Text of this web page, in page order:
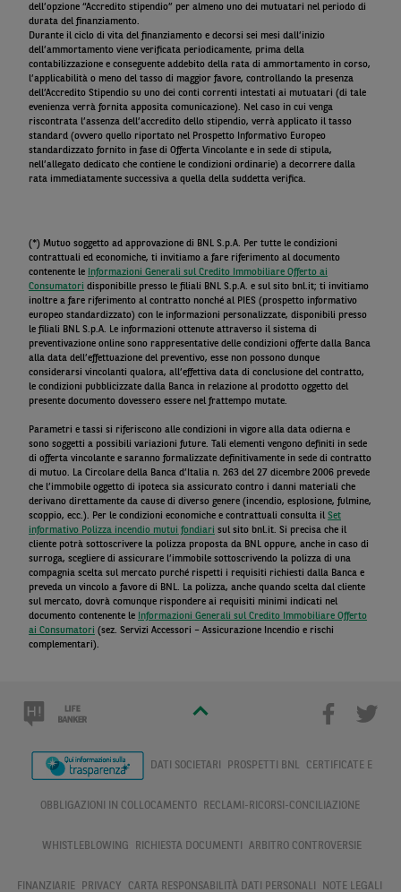
dell’opzione “Accredito stipendio” per almeno uno dei mutuatari nel periodo di
durata del finanziamento.
Durante il ciclo di vita del finanziamento e decorsi sei mesi dall’inizio
dell’ammortamento viene verificata periodicamente, prima della
contabilizzazione e conseguente addebito della rata di ammortamento in corso,
l’applicabilità o meno del tasso di maggior favore, controllando la presenza
dell’Accredito Stipendio su uno dei conti correnti intestati ai mutuatari (di tale
evenienza verrà fornita apposita comunicazione). Nel caso in cui venga
riscontrata l’assenza dell’accredito dello stipendio, verrà applicato il tasso
standard (ovvero quello riportato nel Prospetto Informativo Europeo
standardizzato fornito in fase di Offerta Vincolante e in sede di stipula,
nell’allegato dedicato che contiene le condizioni ordinarie) a decorrere dalla
rata immediatamente successiva a quella della suddetta verifica.
(*) Mutuo soggetto ad approvazione di BNL S.p.A. Per tutte le condizioni
contrattuali ed economiche, ti invitiamo a fare riferimento al documento
contenente le
Informazioni Generali sul Credito Immobiliare Offerto ai
Consumatori disponibille presso le filiali BNL S.p.A. e sul sito bnl.it; ti invitiamo
inoltre a fare riferimento al contratto nonché al PIES (prospetto informativo
europeo standardizzato) con le informazioni personalizzate, disponibili presso
le filiali BNL S.p.A. Le informazioni ottenute attraverso il sistema di
preventivazione online sono rappresentative delle condizioni offerte dalla Banca
alla data dell’effettuazione del preventivo, esse non possono dunque
considerarsi vincolanti qualora, all’effettiva data di conclusione del contratto,
le condizioni pubblicizzate dalla Banca in relazione al prodotto oggetto del
presente documento dovessero essere nel frattempo mutate.
Parametri e tassi si riferiscono alle condizioni in vigore alla data odierna e
sono soggetti a possibili variazioni future. Tali elementi vengono definiti in sede
di offerta vincolante e saranno formalizzate definitivamente in sede di contratto
di mutuo. La Circolare della Banca d’Italia n. 263 del 27 dicembre 2006 prevede
che l’immobile oggetto di ipoteca sia assicurato contro i danni materiali che
derivano direttamente da cause di diverso genere (incendio, esplosione, fulmine,
scoppio, ecc.). Per le condizioni economiche e contrattuali consulta il Set
informativo Polizza incendio mutui fondiari sul sito bnl.it. Si precisa che il
cliente potrà sottoscrivere la polizza proposta da BNL oppure, anche in caso di
surroga, scegliere di assicurare l’immobile sottoscrivendo la polizza di una
compagnia scelta sul mercato purché rispetti i requisiti richiesti dalla Banca e
preveda un vincolo a favore di BNL. La polizza, anche quando scelta dal cliente
sul mercato, dovrà comunque rispondere ai requisiti minimi indicati nel
documento contenente le
Informazioni Generali sul Credito Immobiliare Offerto
ai Consumatori (sez. Servizi Accessori – Assicurazione Incendio e rischi
complementari).
DATI SOCIETARI PROSPETTI BNL CERTIFICATE E
OBBLIGAZIONI IN COLLOCAMENTO RECLAMI-RICORSI-CONCILIAZIONE
WHISTLEBLOWING RICHIESTA DOCUMENTI ARBITRO CONTROVERSIE
FINANZIARIE PRIVACY CARTA RESPONSABILITÀ DATI PERSONALI NOTE LEGALI